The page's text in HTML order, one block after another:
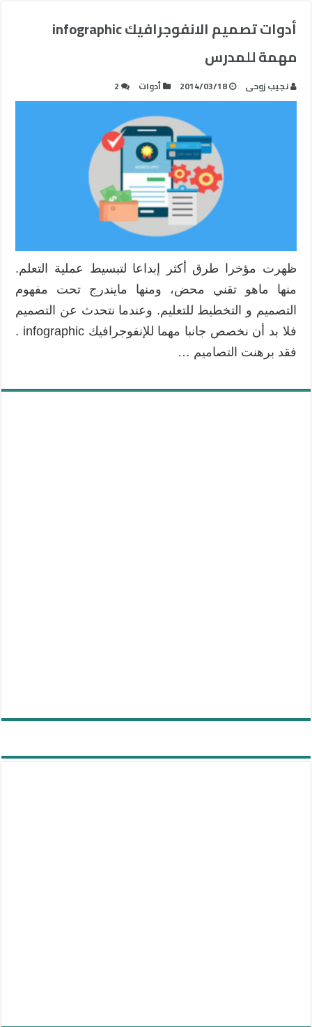
أدوات تصميم الانفوجرافيك infographic
مهمة للمدرس
نجيب زوحى 2014/03/18 أدوات 2
ظهرت مؤخرا طرق أكثر إبداعا لتبسيط عملية التعلم.
منها ماهو تقني محض، ومنها مايندرج تحت مفهوم
التصميم و التخطيط للتعليم. وعندما نتحدث عن التصميم
فلا بد أن نخصص جانبا مهما للإنفوجرافيك infographic .
فقد برهنت التصاميم …